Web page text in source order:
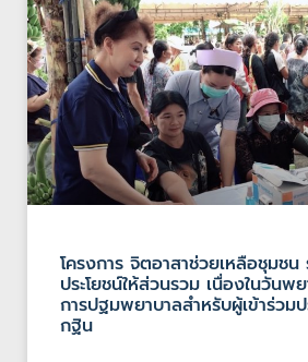
โครงการ จิตอาสาช่วยเหลือชุมชน
ประโยชน์ให้ส่วนรวม เนื่องในวันพ
การปฐมพยาบาลสำหรับผู้เข้าร่ว
กฐิน